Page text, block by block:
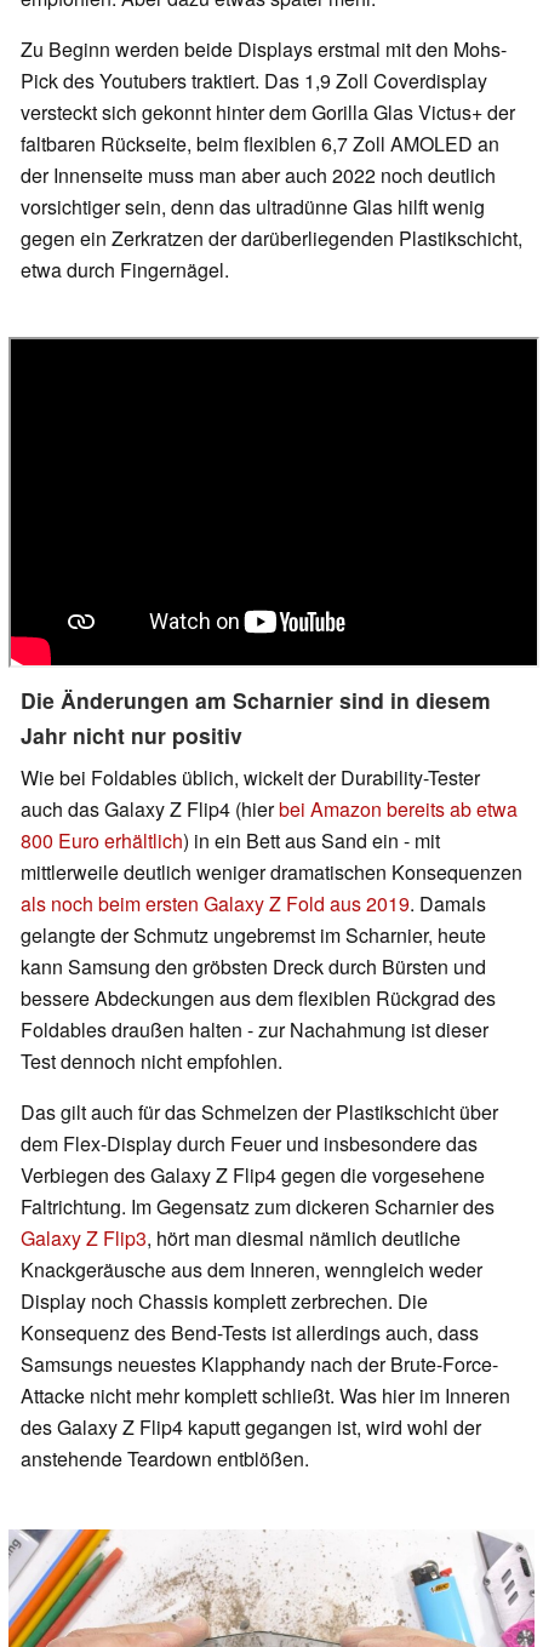
Zu Beginn werden beide Displays erstmal mit den Mohs-
Pick des Youtubers traktiert. Das 1,9 Zoll Coverdisplay
versteckt sich gekonnt hinter dem Gorilla Glas Victus+ der
faltbaren Rückseite, beim flexiblen 6,7 Zoll AMOLED an
der Innenseite muss man aber auch 2022 noch deutlich
vorsichtiger sein, denn das ultradünne Glas hilft wenig
gegen ein Zerkratzen der darüberliegenden Plastikschicht,
etwa durch Fingernägel.
Die Änderungen am Scharnier sind in diesem
Jahr nicht nur positiv
Wie bei Foldables üblich, wickelt der Durability-Tester
auch das Galaxy Z Flip4 (hierbei Amazon bereits ab etwa
800 Euro erhältlich) in ein Bett aus Sand ein - mit
mittlerweile deutlich weniger dramatischen Konsequenzen
als noch beim ersten Galaxy Z Fold aus 2019. Damals
gelangte der Schmutz ungebremst im Scharnier, heute
kann Samsung den gröbsten Dreck durch Bürsten und
bessere Abdeckungen aus dem flexiblen Rückgrad des
Foldables draußen halten - zur Nachahmung ist dieser
Test dennoch nicht empfohlen.
Das gilt auch für das Schmelzen der Plastikschicht über
dem Flex-Display durch Feuer und insbesondere das
Verbiegen des Galaxy Z Flip4 gegen die vorgesehene
Faltrichtung. Im Gegensatz zum dickeren Scharnier des
Galaxy Z Flip3, hört man diesmal nämlich deutliche
Knackgeräusche aus dem Inneren, wenngleich weder
Display noch Chassis komplett zerbrechen. Die
Konsequenz des Bend-Tests ist allerdings auch, dass
Samsungs neuestes Klapphandy nach der Brute-Force-
Attacke nicht mehr komplett schließt. Was hier im Inneren
des Galaxy Z Flip4 kaputt gegangen ist, wird wohl der
anstehende Teardown entblößen.